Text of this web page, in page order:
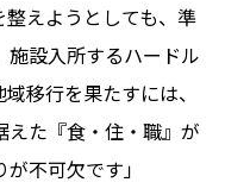
えようとしても、準
設入所するハードル
移行を果たすには、
た『食・住・職』が
不可欠です」